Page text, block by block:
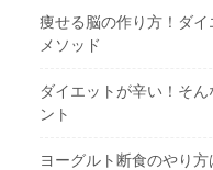
痩せる脳の作り方！ダ
メソッド
ダイエットが辛い！そ
ント
ヨーグルト断食のやり